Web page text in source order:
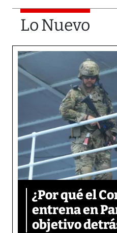
Lo Nuevo
¿Por qué el
entrena en
objetivo